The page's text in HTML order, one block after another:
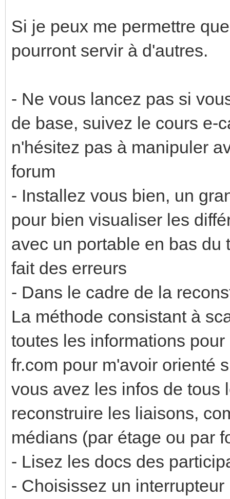
Si je peux me permettre
pourront servir à d'autres.
- Ne vous lancez pas si
de base, suivez le cours e-
n'hésitez pas à manipuler
forum
- Installez vous bien, un
pour bien visualiser les
avec un portable en bas
fait des erreurs
- Dans le cadre de la
La méthode consistant à
toutes les informations
fr.com pour m'avoir orienté
vous avez les infos de tous
reconstruire les liaisons,
médians (par étage ou par
- Lisez les docs des
- Choisissez un